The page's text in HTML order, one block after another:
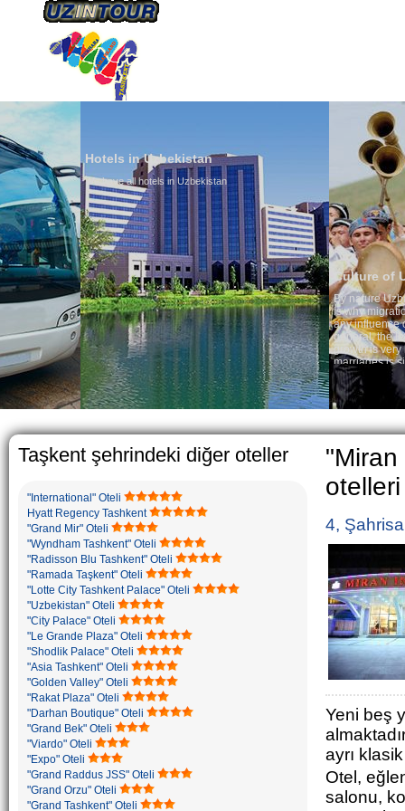
Hotels in Uzbekistan
We have all hotels in Uzbekistan
Culture of Uzbekistan
By nature Uzbeks prefer a
is why migration and
any influence on
general, the level of the
growth is very high. In the
marriages is significantly
percentage of divorce
in the world. According to
family is regarded as
The usual Uzbek family,
rather big. On the average,
5-6 children.
Taşkent şehrindeki diğer oteller
"International" Oteli
Hyatt Regency Tashkent
"Grand Mir" Oteli
"Wyndham Tashkent" Oteli
"Radisson Blu Tashkent" Oteli
"Ramada Taşkent" Oteli
"Lotte City Tashkent Palace" Oteli
"Uzbekistan" Oteli
"City Palace" Oteli
"Le Grande Plaza" Oteli
"Shodlik Palace" Oteli
"Asia Tashkent" Oteli
"Golden Valley" Oteli
"Rakat Plaza" Oteli
"Darhan Boutique" Oteli
"Grand Bek" Oteli
"Viardo" Oteli
"Expo" Oteli
"Grand Raddus JSS" Oteli
"Grand Orzu" Oteli
"Grand Tashkent" Oteli
otelleri
4,
Yeni beş
ayrı
Otel,
salonu,